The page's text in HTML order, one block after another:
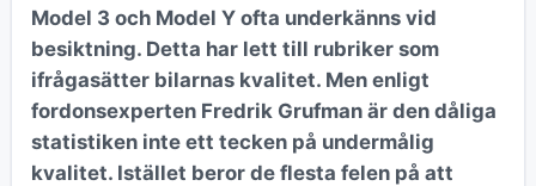
Model 3 och Model Y ofta underkänns vid
besiktning. Detta har lett till rubriker som
ifrågasätter bilarnas kvalitet. Men enligt
fordonsexperten Fredrik Grufman är den dåliga
statistiken inte ett tecken på undermålig
kvalitet. Istället beror de flesta felen på att